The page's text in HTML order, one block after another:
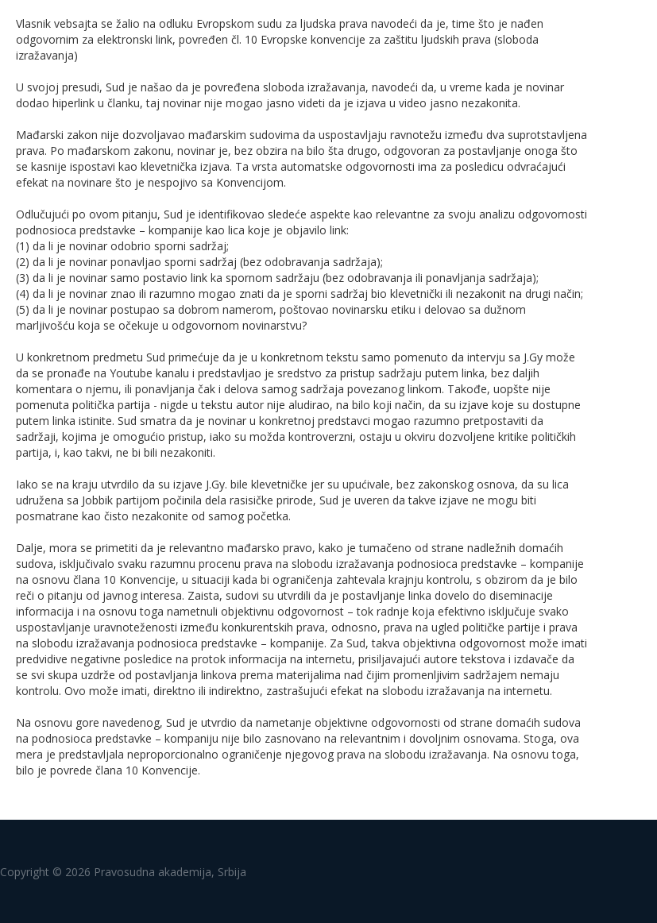
Vlasnik vebsajta se žalio na odluku Evropskom sudu za ljudska prava navodeći da je, time što je nađen
odgovornim za elektronski link, povređen čl. 10 Evropske konvencije za zaštitu ljudskih prava (sloboda
izražavanja)
U svojoj presudi, Sud je našao da je povređena sloboda izražavanja, navodeći da, u vreme kada je novinar
dodao hiperlink u članku, taj novinar nije mogao jasno videti da je izjava u video jasno nezakonita.
Mađarski zakon nije dozvoljavao mađarskim sudovima da uspostavljaju ravnotežu između dva suprotstavljena
prava. Po mađarskom zakonu, novinar je, bez obzira na bilo šta drugo, odgovoran za postavljanje onoga što
se kasnije ispostavi kao klevetnička izjava. Ta vrsta automatske odgovornosti ima za posledicu odvraćajući
efekat na novinare što je nespojivo sa Konvencijom.
Odlučujući po ovom pitanju, Sud je identifikovao sledeće aspekte kao relevantne za svoju analizu odgovornosti
podnosioca predstavke – kompanije kao lica koje je objavilo link:
(1) da li je novinar odobrio sporni sadržaj;
(2) da li je novinar ponavljao sporni sadržaj (bez odobravanja sadržaja);
(3) da li je novinar samo postavio link ka spornom sadržaju (bez odobravanja ili ponavljanja sadržaja);
(4) da li je novinar znao ili razumno mogao znati da je sporni sadržaj bio klevetnički ili nezakonit na drugi način;
(5) da li je novinar postupao sa dobrom namerom, poštovao novinarsku etiku i delovao sa dužnom
marljivošću koja se očekuje u odgovornom novinarstvu?
U konkretnom predmetu Sud primećuje da je u konkretnom tekstu samo pomenuto da intervju sa J.Gy može
da se pronađe na Youtube kanalu i predstavljao je sredstvo za pristup sadržaju putem linka, bez daljih
komentara o njemu, ili ponavljanja čak i delova samog sadržaja povezanog linkom. Takođe, uopšte nije
pomenuta politička partija - nigde u tekstu autor nije aludirao, na bilo koji način, da su izjave koje su dostupne
putem linka istinite. Sud smatra da je novinar u konkretnoj predstavci mogao razumno pretpostaviti da
sadržaji, kojima je omogućio pristup, iako su možda kontroverzni, ostaju u okviru dozvoljene kritike političkih
partija, i, kao takvi, ne bi bili nezakoniti.
Iako se na kraju utvrdilo da su izjave J.Gy. bile klevetničke jer su upućivale, bez zakonskog osnova, da su lica
udružena sa Jobbik partijom počinila dela rasisičke prirode, Sud je uveren da takve izjave ne mogu biti
posmatrane kao čisto nezakonite od samog početka.
Dalje, mora se primetiti da je relevantno mađarsko pravo, kako je tumačeno od strane nadležnih domaćih
sudova, isključivalo svaku razumnu procenu prava na slobodu izražavanja podnosioca predstavke – kompanije
na osnovu člana 10 Konvencije, u situaciji kada bi ograničenja zahtevala krajnju kontrolu, s obzirom da je bilo
reči o pitanju od javnog interesa. Zaista, sudovi su utvrdili da je postavljanje linka dovelo do diseminacije
informacija i na osnovu toga nametnuli objektivnu odgovornost – tok radnje koja efektivno isključuje svako
uspostavljanje uravnoteženosti između konkurentskih prava, odnosno, prava na ugled političke partije i prava
na slobodu izražavanja podnosioca predstavke – kompanije. Za Sud, takva objektivna odgovornost može imati
predvidive negativne posledice na protok informacija na internetu, prisiljavajući autore tekstova i izdavače da
se svi skupa uzdrže od postavljanja linkova prema materijalima nad čijim promenljivim sadržajem nemaju
kontrolu. Ovo može imati, direktno ili indirektno, zastrašujući efekat na slobodu izražavanja na internetu.
Na osnovu gore navedenog, Sud je utvrdio da nametanje objektivne odgovornosti od strane domaćih sudova
na podnosioca predstavke – kompaniju nije bilo zasnovano na relevantnim i dovoljnim osnovama. Stoga, ova
mera je predstavljala neproporcionalno ograničenje njegovog prava na slobodu izražavanja. Na osnovu toga,
bilo je povrede člana 10 Konvencije.
Copyright © 2026 Pravosudna akademija, Srbija